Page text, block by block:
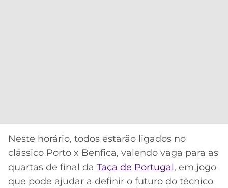
MELHORES
CASSINOS
ONLINE
2026
INTERNACIONAL
GRÊMIO
CAMPEÕES
LALIGA
Neste horário, todos estarão ligados no
clássico Porto x Benfica, valendo vaga para as
quartas de final da Taça de Portugal, em jogo
que pode ajudar a definir o futuro do técnico